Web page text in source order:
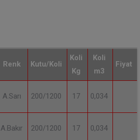
Renk Kutu/Koli
Koli
Kg
Koli
m3
Fiyat
A.Sarı 200/1200 17 0,034
A.Bakır 200/1200 17 0,034